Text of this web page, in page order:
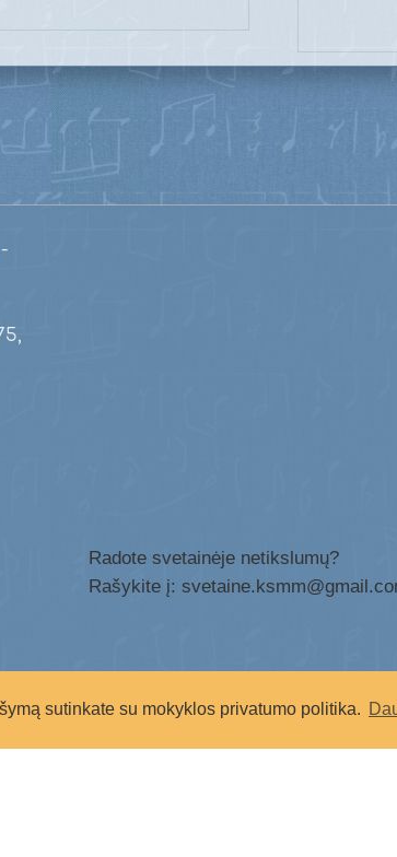
sutinkate su mokyklos privatumo politika.
Radote svetainėje netikslumų?
Rašykite į: